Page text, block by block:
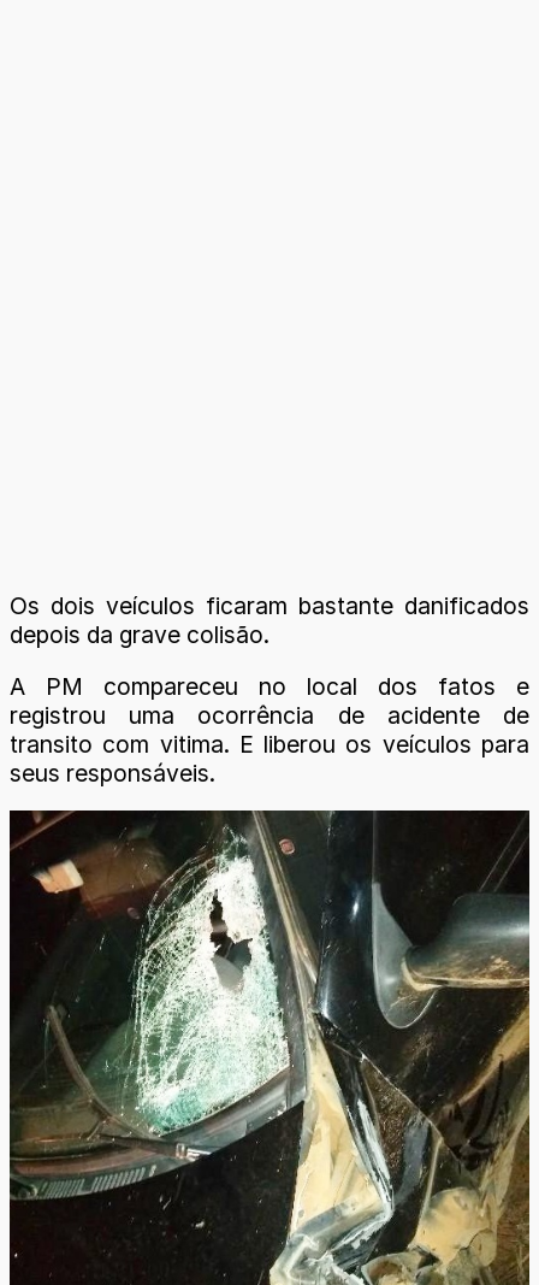
Os dois veículos ficaram bastante danificados
depois da grave colisão.
A PM compareceu no local dos fatos e
registrou uma ocorrência de acidente de
transito com vitima. E liberou os veículos para
seus responsáveis.